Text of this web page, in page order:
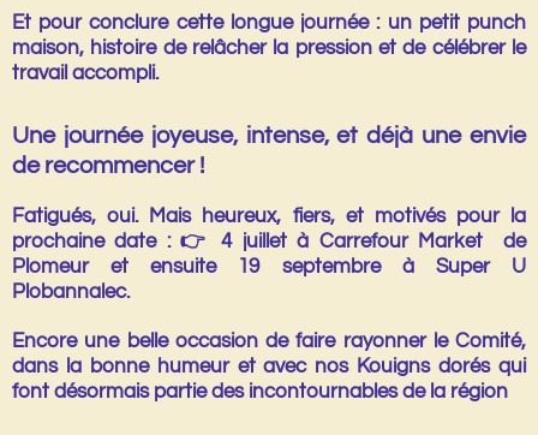
Et pour conclure cette longue journée : un petit punch
maison, histoire de relâcher la pression et de célébrer le
travail accompli.
Une journée joyeuse, intense, et déjà une envie
de recommencer !
Fatigués, oui. Mais heureux, fiers, et motivés pour la
prochaine date : 👉 4 juillet à Carrefour Market de
Plomeur et ensuite 19 septembre à Super U
Plobannalec.
Encore une belle occasion de faire rayonner le Comité,
dans la bonne humeur et avec nos Kouigns dorés qui
font désormais partie des incontournables de la région